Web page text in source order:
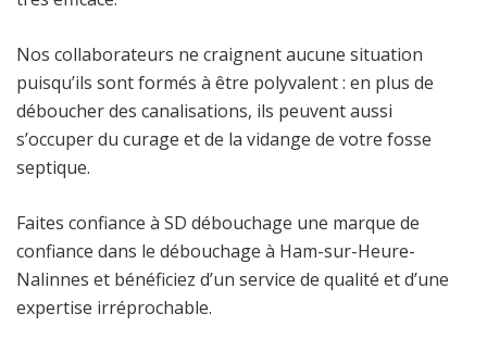
Nos collaborateurs ne craignent aucune situation
puisqu’ils sont formés à être polyvalent : en plus de
déboucher des canalisations, ils peuvent aussi
s’occuper du curage et de la vidange de votre fosse
septique.
Faites confiance à SD débouchage une marque de
confiance dans le débouchage à Ham-sur-Heure-
Nalinnes et bénéficiez d’un service de qualité et d’une
expertise irréprochable.